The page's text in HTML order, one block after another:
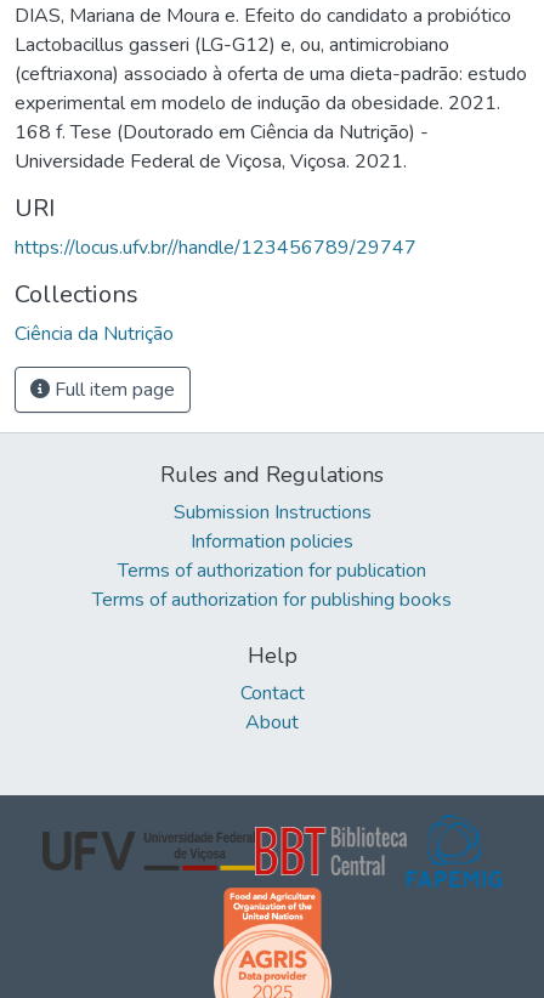
DIAS, Mariana de Moura e. Efeito do candidato a probiótico
Lactobacillus gasseri (LG-G12) e, ou, antimicrobiano
(ceftriaxona) associado à oferta de uma dieta-padrão: estudo
experimental em modelo de indução da obesidade. 2021.
168 f. Tese (Doutorado em Ciência da Nutrição) -
Universidade Federal de Viçosa, Viçosa. 2021.
URI
https://locus.ufv.br//handle/123456789/29747
Collections
Ciência da Nutrição
Full item page
Rules and Regulations
Submission Instructions
Information policies
Terms of authorization for publication
Terms of authorization for publishing books
Help
Contact
About